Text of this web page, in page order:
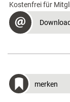
Kostenfrei für
merken